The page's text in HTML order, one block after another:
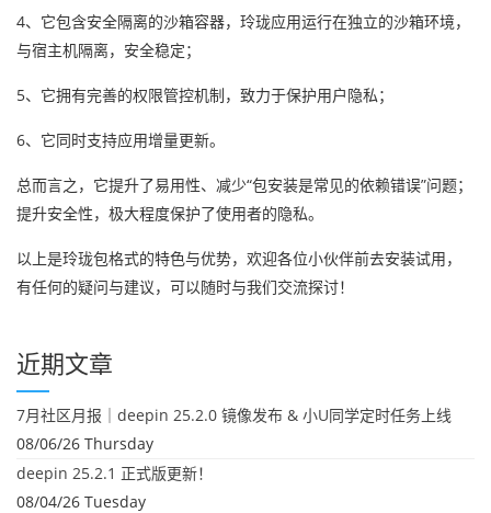
4、它包含安全隔离的沙箱容器，玲珑应用运行在独立的沙箱环境，
与宿主机隔离，安全稳定；
5、它拥有完善的权限管控机制，致力于保护用户隐私；
6、它同时支持应用增量更新。
总而言之，它提升了易用性、减少“包安装是常见的依赖错误”问题；
提升安全性，极大程度保护了使用者的隐私。
以上是玲珑包格式的特色与优势，欢迎各位小伙伴前去安装试用，
有任何的疑问与建议，可以随时与我们交流探讨！
近期文章
7月社区月报｜deepin 25.2.0 镜像发布 & 小U同学定时任务上线
08/06/26 Thursday
deepin 25.2.1 正式版更新！
08/04/26 Tuesday